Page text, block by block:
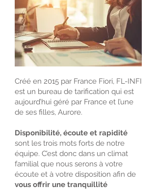
Créé en 2015 par France Fiori, FL-INFI
est un bureau de tarification qui est
aujourd’hui géré par France et l’une
de ses filles, Aurore.
Disponibilité, écoute et rapidité
sont les trois mots forts de notre
équipe. C’est donc dans un climat
familial que nous serons à votre
écoute et à votre disposition afin de
vous offrir une tranquillité